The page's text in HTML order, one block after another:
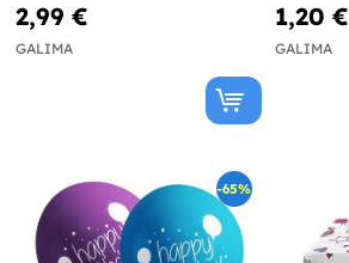
2,99 €
GALIMA
1,20 €
GALIMA
-65%